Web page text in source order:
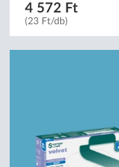
4 572 Ft
(23 Ft/db)